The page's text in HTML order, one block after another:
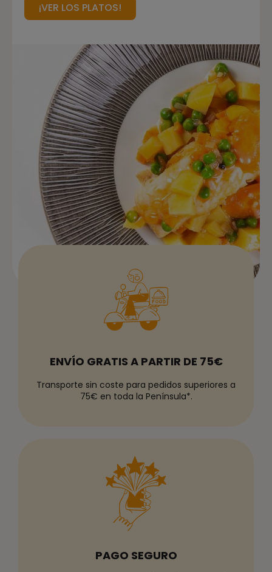
¡VER LOS PLATOS!
ENVÍO GRATIS A PARTIR DE 75€
Transporte sin coste para pedidos superiores a
75€ en toda la Península*.
PAGO SEGURO